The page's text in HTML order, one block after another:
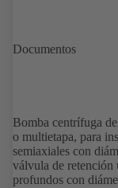
Documentos
Bomba centrífuga
o multietapa, para
semiaxiales con
válvula de retención
profundos con